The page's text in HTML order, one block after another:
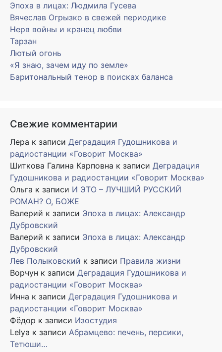
Эпоха в лицах: Людмила Гусева
Вячеслав Огрызко в свежей периодике
Нерв войны и кранец любви
Тарзан
Лютый огонь
«Я знаю, зачем иду по земле»
Баритональный тенор в поисках баланса
Свежие комментарии
Лера к записи Деградация Гудошникова и
радиостанции «Говорит Москва»
Шиткова Галина Карповна к записи Деградация
Гудошникова и радиостанции «Говорит Москва»
Ольга к записи И ЭТО – ЛУЧШИЙ РУССКИЙ
РОМАН? О, БОЖЕ
Валерий к записи Эпоха в лицах: Александр
Дубровский
Валерий к записи Эпоха в лицах: Александр
Дубровский
Лев Полыковский к записи Правила жизни
Ворчун к записи Деградация Гудошникова и
радиостанции «Говорит Москва»
Инна к записи Деградация Гудошникова и
радиостанции «Говорит Москва»
Фёдор к записи Изостудия
Lelya к записи Абрамцево: печень, персики,
Тетюши…